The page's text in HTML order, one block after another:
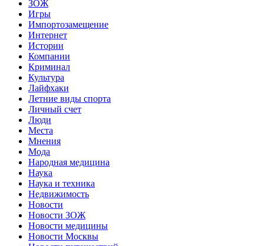
ЗОЖ
Игры
Импортозамещение
Интернет
Истории
Компании
Криминал
Культура
Лайфхаки
Летние виды спорта
Личный счет
Люди
Места
Мнения
Мода
Народная медицина
Наука
Наука и техника
Недвижимость
Новости
Новости ЗОЖ
Новости медицины
Новости Москвы